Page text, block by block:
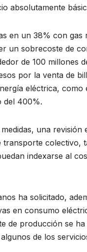
absolutamente
en un 38% con
un sobrecoste de
de 100 millones
por la venta de
eléctrica,
del 400%.
una revisión
colectivo,
indexarse al
ha solicitado,
en consumo
de producción se
de los